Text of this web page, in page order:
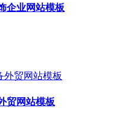
企业网站模板
贸网站模板